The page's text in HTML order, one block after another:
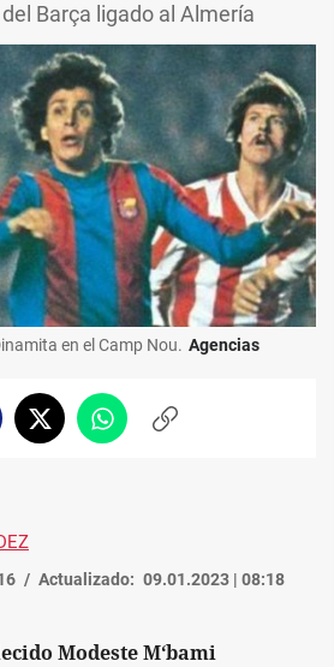
Barça ligado al Almería
en el Camp Nou. Agencias
TwitterWhatsappCopiar
Actualizado: 09.01.2023 | 08:18
Modeste M‘bami